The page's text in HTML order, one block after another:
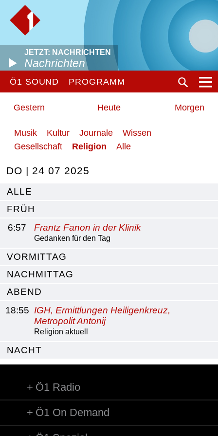
JETZT: NACHRICHTEN
Nachrichten
Ö1 SOUND PROGRAMM
Gestern Heute Morgen
Musik Kultur Journale
Wissen
Gesellschaft
Religion Alle
DO | 24 07 2025
ALLE
FRÜH
6:57
Frantz Fanon in der Klinik
Gedanken für den Tag
VORMITTAG
NACHMITTAG
ABEND
18:55 IGH, Ermittlungen Heiligenkreuz,
Metropolit Antonij
Religion aktuell
NACHT
Ö1 Radio
Ö1 On Demand